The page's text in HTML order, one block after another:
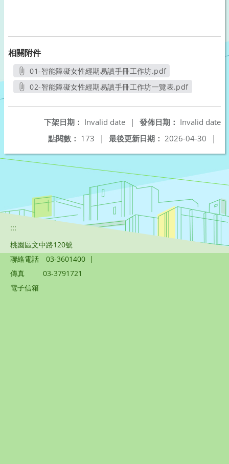
相關附件
01-智能障礙女性經期易讀手冊工作坊.pdf
另開新視窗
02-智能障礙女性經期易讀手冊工作坊一覽表.pdf
發佈日期： Invalid date
下架日期： Invalid date
|
最後更新日期： 2026-04-30 |
點閱數： 173 |
:::
桃園區文中路120號
聯絡電話
03-3601400 |
傳真
03-3791721
電子信箱